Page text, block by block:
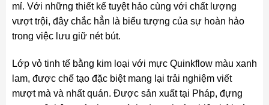
mỉ. Với những thiết kế tuyệt hảo cùng với chất lượng
vượt trội, đây chắc hẳn là biểu tượng của sự hoàn hảo
trong việc lưu giữ nét bút.
Lớp vỏ tinh tế bằng kim loại với mực Quinkflow màu xanh
lam, được chế tạo đặc biệt mang lại trải nghiệm viết
mượt mà và nhất quán. Được sản xuất tại Pháp, đựng